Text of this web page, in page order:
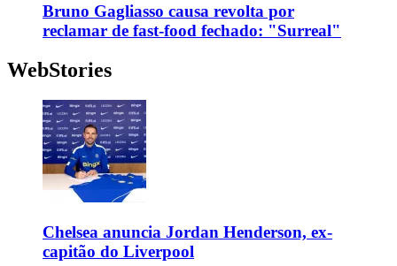
Bruno Gagliasso causa revolta por
reclamar de fast-food fechado: "Surreal"
WebStories
Chelsea anuncia Jordan Henderson, ex-
capitão do Liverpool